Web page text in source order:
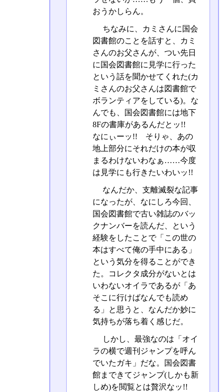
おうかしらん。
ちなみに、カミさんに国会
図書館のことを話すと、カミ
さんのお父さんが、つい先日
に国会図書館に見学に行った
という話を聞かせてくれた(カ
ミさんのお父さんは図書館で
ボランティアをしている)。な
んでも、国会図書館には地下
8Fの書庫があるんだとッ!!
なにぃーッ!! そりゃ、あの
地上部分にそれだけの本が収
まるわけないわなぁ……今度
は見学にも行きたいわいッ!!
なんだか、支離滅裂な記事
になったが、なにしろ今回、
国会図書館で古い雑誌のバッ
クナンバーを読んだ、という
経験をしたことで「この世の
本はすべて俺の手中にある」
という気分を得ることができ
た。コレクタ成分がないとは
いわないオイラであるが「あ
そこに行けばなんでも読め
る」と思うと、なんだか妙に
気持ちが落ち着く感じだ。
しかし、最強なのは「オイ
ラの横で週刊ジャンプを呼ん
でいたガキ」だな。国会図書
館まできてジャンプ(しかも新
しめ)を閲覧とは贅沢なッ!!